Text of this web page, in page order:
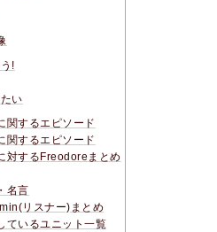
!
い
関するエピソード
関するエピソード
対するFreodoreまとめ
名言
リスナー)まとめ
ているユニット一覧